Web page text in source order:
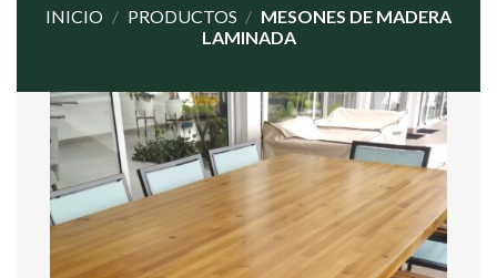
INICIO / PRODUCTOS / MESONES DE MADERA
LAMINADA